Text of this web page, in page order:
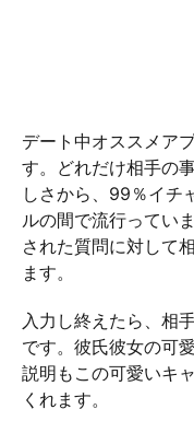
デート中オススメア
す。どれだけ相手の
しさから、99％イチ
ルの間で流行ってい
された質問に対して
ます。
入力し終えたら、相
です。彼氏彼女の可
説明もこの可愛いキ
くれます。